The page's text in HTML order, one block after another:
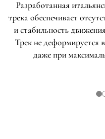
Разработанная
трека обеспечивает
и стабильность
Трек не деформируется
даже при